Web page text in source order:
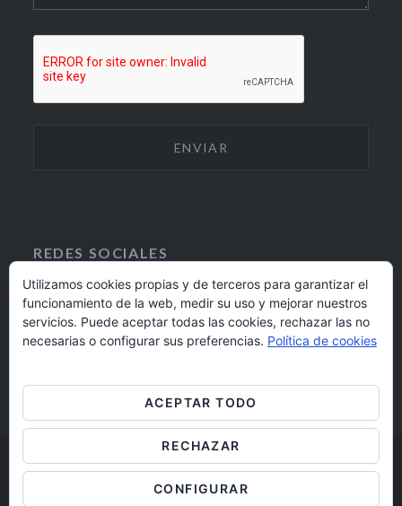
REDES SOCIALES
I
N
S
A
R
M
F
A
C
B
O
924 17 16 20
Barrio Alto Badajoz © 2019
Aviso legal / Cookies
Utilizamos cookies propias y de terceros para garantizar el
funcionamiento de la web, medir su uso y mejorar nuestros
servicios. Puede aceptar todas las cookies, rechazar las no
necesarias o configurar sus preferencias. Política de cookies
ACEPTAR TODO
RECHAZAR
CONFIGURAR